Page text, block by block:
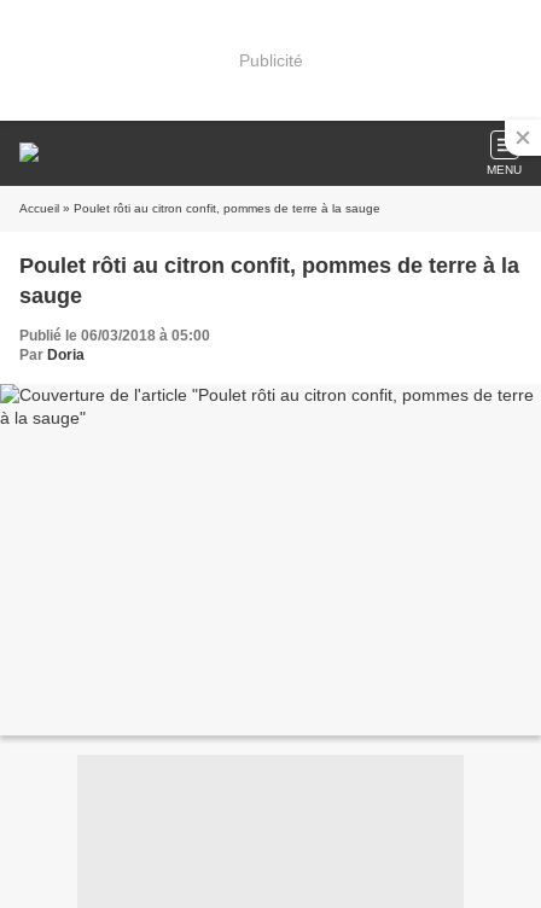
Publicité
MENU
Accueil » Poulet rôti au citron confit, pommes de terre à la sauge
Poulet rôti au citron confit, pommes de terre à la
sauge
Publié le 06/03/2018 à 05:00
Par Doria